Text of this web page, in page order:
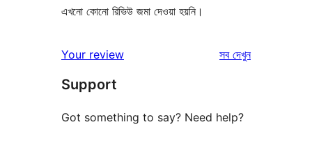
এখনো কোনো রিভিউ জমা দেওয়া হয়নি।
Your review সবরিভিউ
দেখুন
Support
Got something to say? Need help?